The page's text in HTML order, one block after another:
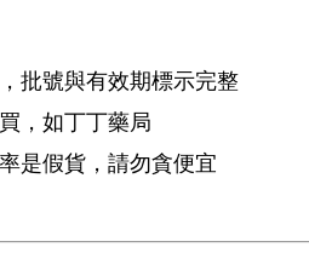
批號與有效期標示完整
，如丁丁藥局
是假貨，請勿貪便宜